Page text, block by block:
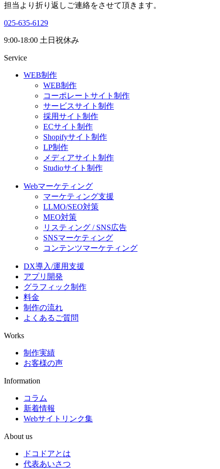
担当より折り返しご連絡をさせて頂きます。
025-635-6129
9:00-18:00 土日祝休み
Service
WEB制作
WEB制作
コーポレートサイト制作
サービスサイト制作
採用サイト制作
ECサイト制作
Shopifyサイト制作
LP制作
メディアサイト制作
Studioサイト制作
Webマーケティング
マーケティング支援
LLMO/SEO対策
MEO対策
リスティング / SNS広告
SNSマーケティング
コンテンツマーケティング
DX導入/運用支援
アプリ開発
グラフィック制作
料金
制作の流れ
よくあるご質問
Works
制作実績
お客様の声
Information
コラム
新着情報
Webサイトリンク集
About us
ドコドアとは
代表あいさつ